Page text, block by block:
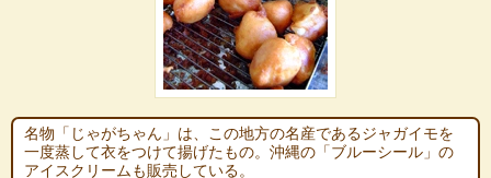
名物「じゃがちゃん」は、この地方の名産であるジャガイモを
一度蒸して衣をつけて揚げたもの。沖縄の「ブルーシール」の
アイスクリームも販売している。